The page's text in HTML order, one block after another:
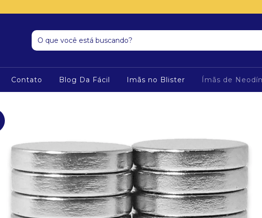
Contato Blog Da Fácil Imãs no Blister Ímãs de